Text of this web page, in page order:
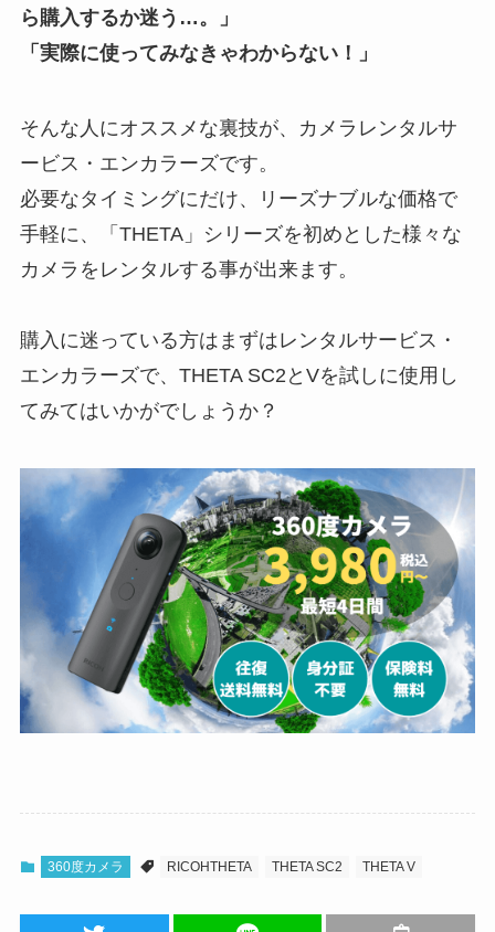
ら購入するか迷う…。」
「実際に使ってみなきゃわからない！」
そんな人にオススメな裏技が、カメラレンタルサ
ービス・エンカラーズです。
必要なタイミングにだけ、リーズナブルな価格で
手軽に、「THETA」シリーズを初めとした様々な
カメラをレンタルする事が出来ます。
購入に迷っている方はまずはレンタルサービス・
エンカラーズで、THETA SC2とVを試しに使用し
てみてはいかがでしょうか？
360度カメラ RICOHTHETA THETA SC2 THETA V